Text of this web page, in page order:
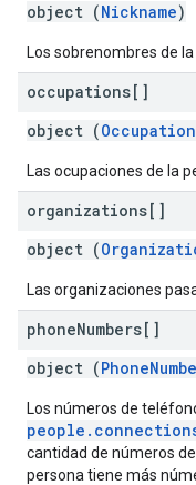
object (Nickname)
Los sobrenombres de la
occupations[]
object (Occupation
Las ocupaciones de la
organizations[]
object (
Las organizaciones
phoneNumbers[]
object (
Los números de
cantidad de números
persona tiene más